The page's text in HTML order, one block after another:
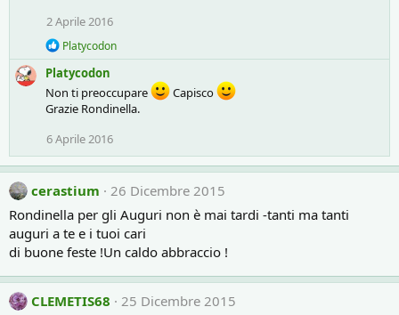
2 Aprile 2016
R
e
a
t
i
n
s
:
Platycodon
Platycodon
Non ti preoccupare
Capisco
Grazie Rondinella.
6 Aprile 2016
cerastium
26 Dicembre 2015
Rondinella per gli Auguri non è mai tardi -tanti ma tanti
auguri a te e i tuoi cari
di buone feste !Un caldo abbraccio !
CLEMETIS68
25 Dicembre 2015